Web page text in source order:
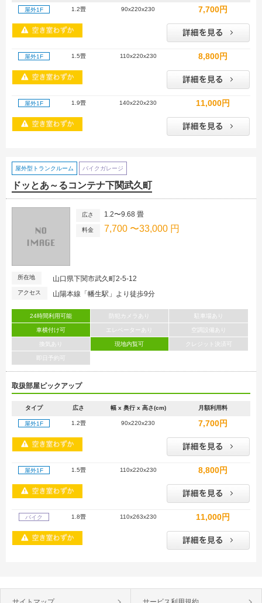
屋外1F 1.2畳 90x220x230 7,700円
屋外1F 1.5畳 110x220x230 8,800円
屋外1F 1.9畳 140x220x230 11,000円
屋外型トランクルーム バイクガレージ
ドッとあ～るコンテナ下関武久町
広さ 1.2〜9.68 畳
料金 7,700 〜33,000 円
所在地 山口県下関市武久町2-5-12
アクセス 山陽本線「幡生駅」より徒歩9分
24時間利用可能 防犯カメラあり 駐車場あり
車横付け可 エレベーターあり 空調設備あり
換気あり 現地内覧可 クレジット決済可
即日予約可
取扱部屋ピックアップ
タイプ 広さ 幅 x 奥行 x 高さ(cm) 月額利用料
屋外1F 1.2畳 90x220x230 7,700円
屋外1F 1.5畳 110x220x230 8,800円
バイク 1.8畳 110x263x230 11,000円